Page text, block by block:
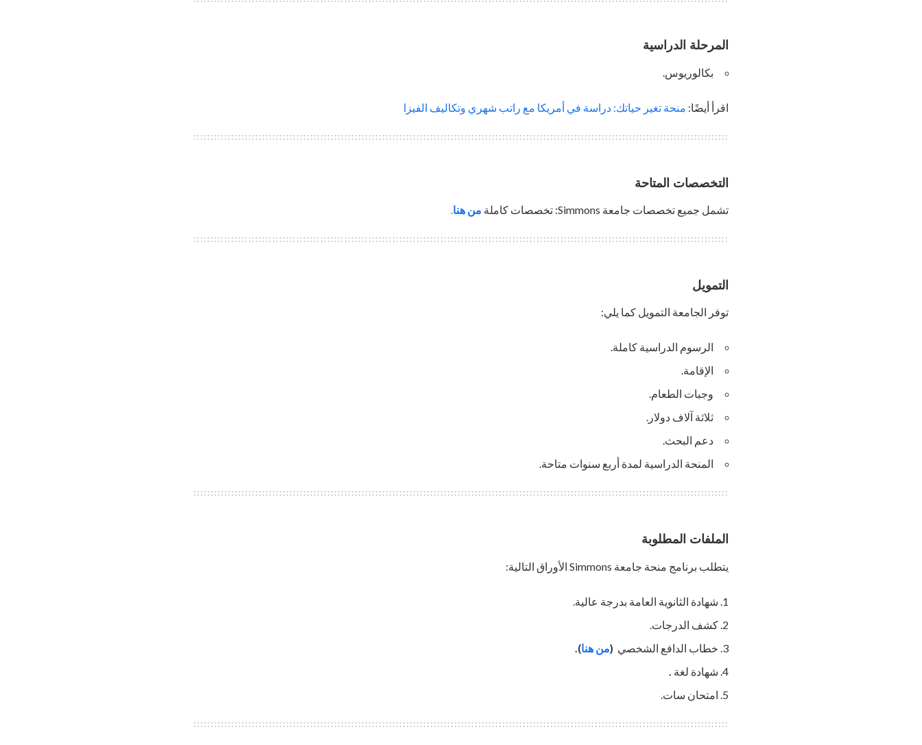
المرحلة الدراسية
بكالوريوس.
اقرأ أيضًا: منحة تغير حياتك: دراسة في أمريكا مع راتب شهري وتكاليف الفيزا
التخصصات المتاحة
تشمل جميع تخصصات جامعة Simmons: تخصصات كاملة من هنا.
التمويل
توفر الجامعة التمويل كما يلي:
الرسوم الدراسية كاملة.
الإقامة.
وجبات الطعام.
ثلاثة آلاف دولار.
دعم البحث.
المنحة الدراسية لمدة أربع سنوات متاحة.
الملفات المطلوبة
يتطلب برنامج منحة جامعة Simmons الأوراق التالية:
شهادة الثانوية العامة بدرجة عالية.
كشف الدرجات.
خطاب الدافع الشخصي (من هنا).
شهادة لغة .
امتحان سات.